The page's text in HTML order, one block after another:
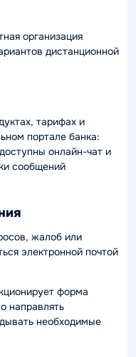
организация
дистанционной
тарифах и
портале банка:
онлайн-чат и
сообщений
жалоб или
электронной почтой
форма
направлять
необходимые